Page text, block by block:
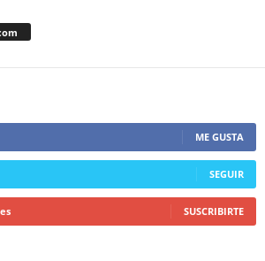
ME GUSTA
SEGUIR
SUSCRIBIRTE